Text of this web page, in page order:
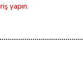
yapın.